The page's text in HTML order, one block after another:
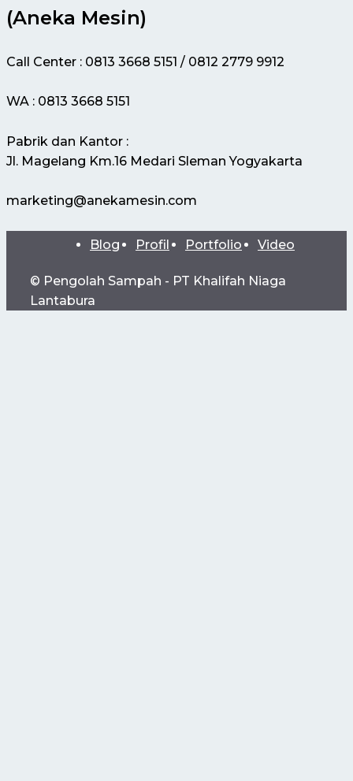
(Aneka Mesin)
Call Center : 0813 3668 5151 / 0812 2779 9912
WA : 0813 3668 5151
Pabrik dan Kantor :
Jl. Magelang Km.16 Medari Sleman Yogyakarta
marketing@anekamesin.com
Blog Profil Portfolio Video
© Pengolah Sampah - PT Khalifah Niaga
Lantabura